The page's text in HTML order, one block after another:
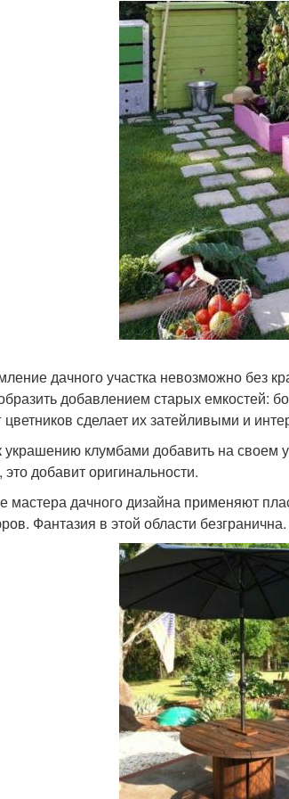
дачного участка невозможно без
добавлением старых емкостей:
цветников сделает их затейливыми и
украшению клумбами добавить на своем
это добавит оригинальности.
мастера дачного дизайна применяют
Фантазия в этой области безгранична.